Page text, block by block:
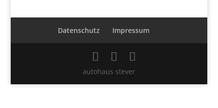
Datenschutz Impressum
autohaus stever